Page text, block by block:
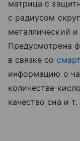
матрица с
с радиусом
металлический
Предусмотрена
в связке со
информацию о
количестве
качество сна и т.